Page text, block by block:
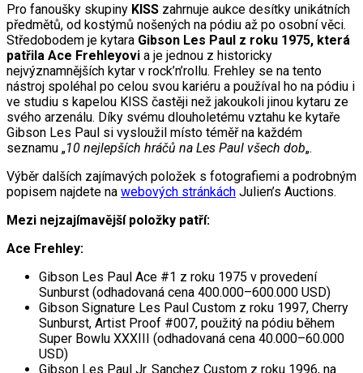
Pro fanoušky skupiny KISS zahrnuje aukce desítky unikátních
předmětů, od kostýmů nošených na pódiu až po osobní věci.
Středobodem je kytara Gibson Les Paul z roku 1975, která
patřila Ace Frehleyovi a je jednou z historicky
nejvýznamnějších kytar v rock’n’rollu. Frehley se na tento
nástroj spoléhal po celou svou kariéru a používal ho na pódiu i
ve studiu s kapelou KISS častěji než jakoukoli jinou kytaru ze
svého arzenálu. Díky svému dlouholetému vztahu ke kytaře
Gibson Les Paul si vysloužil místo téměř na každém
seznamu „10 nejlepších hráčů na Les Paul všech dob„.
Výběr dalších zajímavých položek s fotografiemi a podrobným
popisem najdete na webových stránkách Julien’s Auctions.
Mezi nejzajímavější položky patří:
Ace Frehley:
Gibson Les Paul Ace #1 z roku 1975 v provedení
Sunburst (odhadovaná cena 400.000–600.000 USD)
Gibson Signature Les Paul Custom z roku 1997, Cherry
Sunburst, Artist Proof #007, použitý na pódiu během
Super Bowlu XXXIII (odhadovaná cena 40.000–60.000
USD)
Gibson Les Paul Jr. Sanchez Custom z roku 1996, na